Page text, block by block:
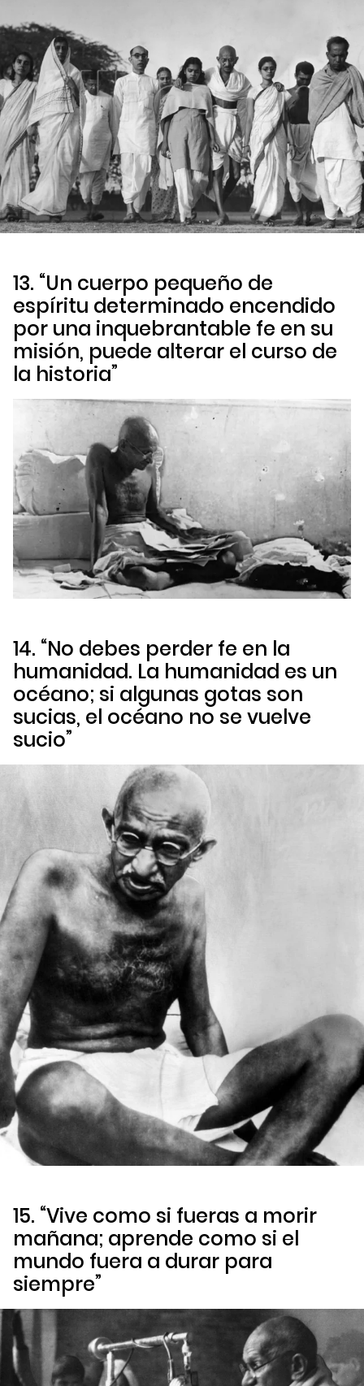
13. “Un cuerpo pequeño de
espíritu determinado encendido
por una inquebrantable fe en su
misión, puede alterar el curso de
la historia”
14. “No debes perder fe en la
humanidad. La humanidad es un
océano; si algunas gotas son
sucias, el océano no se vuelve
sucio”
15. “Vive como si fueras a morir
mañana; aprende como si el
mundo fuera a durar para
siempre”